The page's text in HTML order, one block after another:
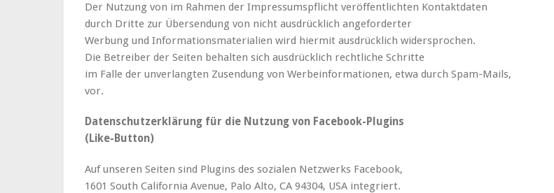
Der Nutzung von im Rahmen der Impressumspflicht veröffentlichten Kontaktdaten
durch Dritte zur Übersendung von nicht ausdrücklich angeforderter
Werbung und Informationsmaterialien wird hiermit ausdrücklich widersprochen.
Die Betreiber der Seiten behalten sich ausdrücklich rechtliche Schritte
im Falle der unverlangten Zusendung von Werbeinformationen, etwa durch Spam-Mails,
vor.
Datenschutzerklärung für die Nutzung von Facebook-Plugins
(Like-Button)
Auf unseren Seiten sind Plugins des sozialen Netzwerks Facebook,
1601 South California Avenue, Palo Alto, CA 94304, USA integriert.